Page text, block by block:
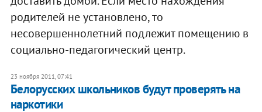
родителей не установлено, то
несовершеннолетний подлежит помещению в
социально-педагогический центр.
23 ноября 2011, 07:41
Белорусских школьников будут проверять на
наркотики